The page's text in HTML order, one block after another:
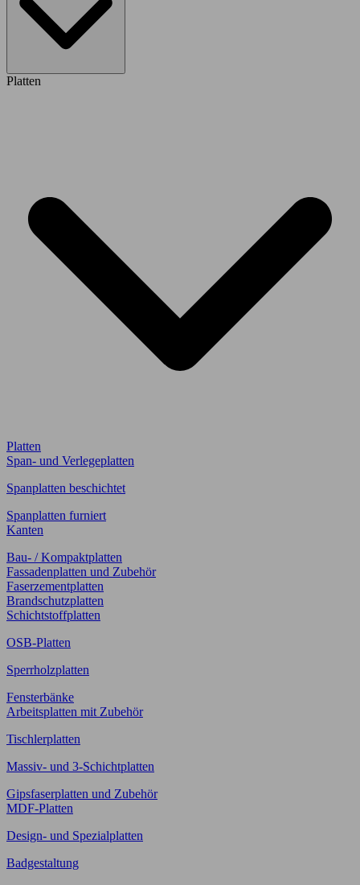
Platten
Platten
Span- und Verlegeplatten
Spanplatten beschichtet
Spanplatten furniert
Kanten
Bau- / Kompaktplatten
Fassadenplatten und Zubehör
Faserzementplatten
Brandschutzplatten
Schichtstoffplatten
OSB-Platten
Sperrholzplatten
Fensterbänke
Arbeitsplatten mit Zubehör
Tischlerplatten
Massiv- und 3-Schichtplatten
Gipsfaserplatten und Zubehör
MDF-Platten
Design- und Spezialplatten
Badgestaltung